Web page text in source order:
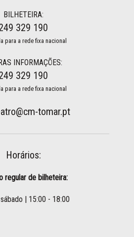
BILHETEIRA:
329 190
para a rede fixa nacional
INFORMAÇÕES:
329 190
para a rede fixa nacional
tomar.pt
Horários:
regular de bilheteira:
| 15:00 - 18:00